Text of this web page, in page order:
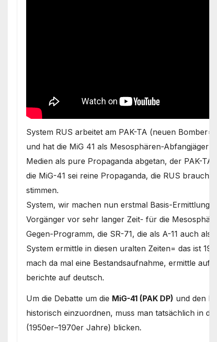
System RUS arbeitet am PAK-TA (neuen
und hat die MiG 41 als Mesosphären-Abfangjäger
Medien als pure Propaganda abgetan, der PAK-
die MiG-41 sei reine Propaganda, die RUS
stimmen.
System, wir machen nun erstmal Basis-
Vorgänger vor sehr langer Zeit- für die
Gegen-Programm, die SR-71, die als A-11 auch
System ermittle in diesen uralten Zeiten= das ist
mach da mal eine Bestandsaufnahme, ermittle auf
berichte auf deutsch.
Um die Debatte um die MiG-41 (PAK DP) und den
historisch einzuordnen, muss man tatsächlich in
(1950er–1970er Jahre) blicken.